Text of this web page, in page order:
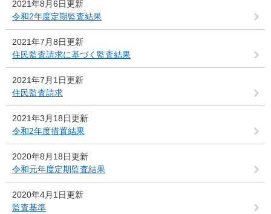
2021年8月6日更新
令和2年度定期監査結果
2021年7月8日更新
住民監査請求に基づく監査結果
2021年7月1日更新
住民監査請求
2021年3月18日更新
令和2年度措置結果
2020年8月18日更新
令和元年度定期監査結果
2020年4月1日更新
監査基準